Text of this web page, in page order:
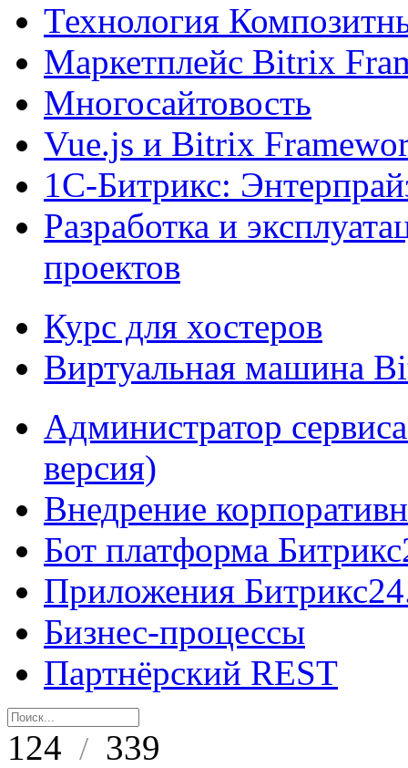
Технология
Маркетплейс Bitrix
Многосайтовость
Vue.js и Bitrix
1С-Битрикс:
Разработка и
проектов
Курс для хостеров
Виртуальная машина
Администратор
версия)
Внедрение
Бот платформа
Приложения
Бизнес-процессы
Партнёрский REST
124 / 339